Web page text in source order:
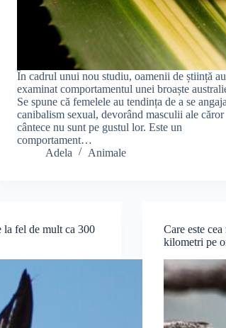
În cadrul unui nou studiu, oamenii de știință au
examinat comportamentul unei broaște
Se spune că femelele au tendința de a se
canibalism sexual, devorând masculii ale căror
cântece nu sunt pe gustul lor. Este un
comportament…
Adela
Animale
la fel de mult ca 300
Care este
kilometri pe